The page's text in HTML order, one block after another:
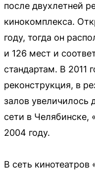
после двухлетней
кинокомплекса.
году, тогда он
и 126 мест и
стандартам. В 2011
реконструкция, в
залов увеличилось
сети в Челябинске,
2004 году.
В сеть